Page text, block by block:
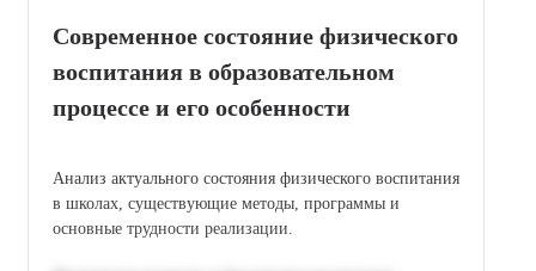
Современное состояние физического
воспитания в образовательном
процессе и его особенности
Анализ актуального состояния физического воспитания
в школах, существующие методы, программы и
основные трудности реализации.